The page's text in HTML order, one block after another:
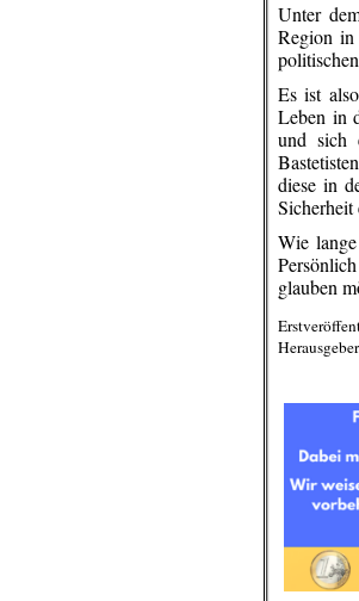
Unter
Region
Es ist
Leben in
und sich
diese in
Sicherheit
Wie
glauben